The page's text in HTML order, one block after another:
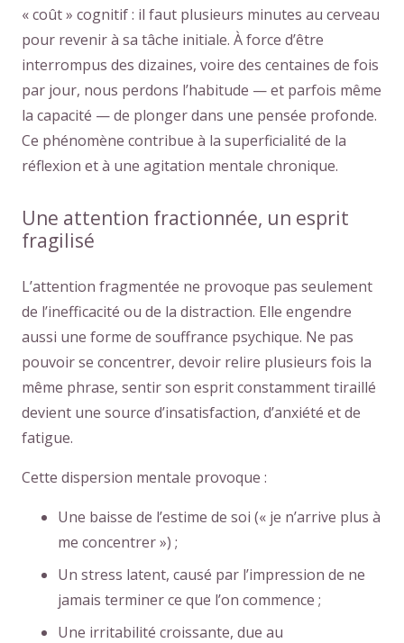
« coût » cognitif : il faut plusieurs minutes au cerveau
pour revenir à sa tâche initiale. À force d’être
interrompus des dizaines, voire des centaines de fois
par jour, nous perdons l’habitude — et parfois même
la capacité — de plonger dans une pensée profonde.
Ce phénomène contribue à la superficialité de la
réflexion et à une agitation mentale chronique.
Une attention fractionnée, un esprit
fragilisé
L’attention fragmentée ne provoque pas seulement
de l’inefficacité ou de la distraction. Elle engendre
aussi une forme de souffrance psychique. Ne pas
pouvoir se concentrer, devoir relire plusieurs fois la
même phrase, sentir son esprit constamment tiraillé
devient une source d’insatisfaction, d’anxiété et de
fatigue.
Cette dispersion mentale provoque :
Une baisse de l’estime de soi (« je n’arrive plus à
me concentrer ») ;
Un stress latent, causé par l’impression de ne
jamais terminer ce que l’on commence ;
Une irritabilité croissante, due au